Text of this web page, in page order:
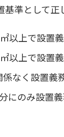
準として正
以上で設置
以上で設置
なく設置義
にのみ設置